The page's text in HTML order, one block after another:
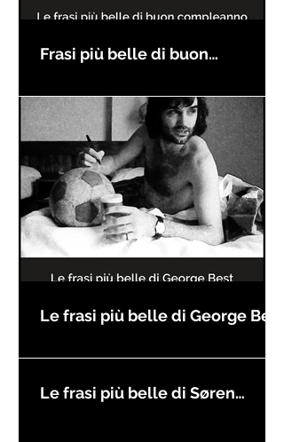
Frasi più belle di buon
Le frasi più belle di George Best
Le frasi più belle di Søren